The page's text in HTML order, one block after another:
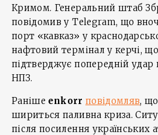
Кримом. Генеральний штаб
повідомив у Telegram, що
порт «кавказ» у
нафтовий термінал у керчі,
підтверджує попередній
НПЗ.
Раніше enkorr повідомляв,
шириться паливна криза.
після посилення українських